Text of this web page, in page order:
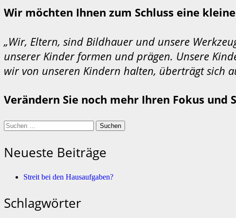
Wir möchten Ihnen zum Schluss eine
„Wir, Eltern, sind Bildhauer und unsere
unserer Kinder formen und prägen. Unsere
wir von unseren Kindern halten, überträgt sich
Verändern Sie noch mehr Ihren Fokus und
Suchen
nach:
Neueste Beiträge
Streit bei den Hausaufgaben?
Schlagwörter